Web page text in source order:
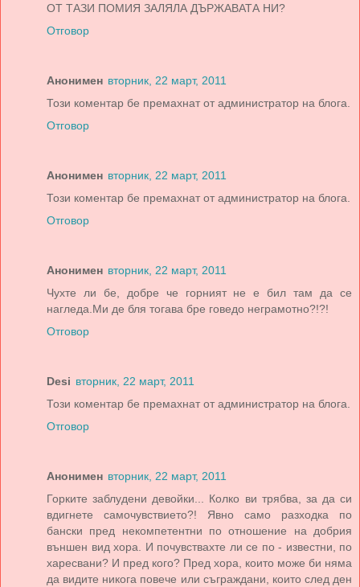
ОТ ТАЗИ ПОМИЯ ЗАЛЯЛА ДЪРЖАВАТА НИ?
Отговор
Анонимен вторник, 22 март, 2011
Този коментар бе премахнат от администратор на блога.
Отговор
Анонимен вторник, 22 март, 2011
Този коментар бе премахнат от администратор на блога.
Отговор
Анонимен вторник, 22 март, 2011
Чухте ли бе, добре че горният не е бил там да се
нагледа.Ми де бля тогава бре говедо неграмотно?!?!
Отговор
Desi вторник, 22 март, 2011
Този коментар бе премахнат от администратор на блога.
Отговор
Анонимен вторник, 22 март, 2011
Горките заблудени девойки... Колко ви трябва, за да си
вдигнете самочувствието?! Явно само разходка по
бански пред некомпетентни по отношение на добрия
външен вид хора. И почувствахте ли се по - известни, по
харесвани? И пред кого? Пред хора, които може би няма
да видите никога повече или съграждани, които след ден